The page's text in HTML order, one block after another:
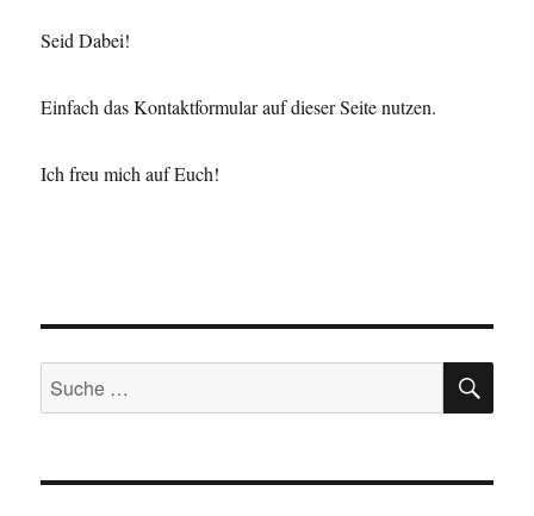
Seid Dabei!
Einfach das Kontaktformular auf dieser Seite nutzen.
Ich freu mich auf Euch!
Suche
nach: